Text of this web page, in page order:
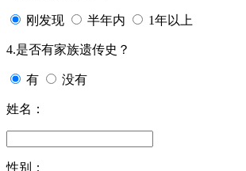
刚发现 半年内 1年以上
4.是否有家族遗传史？
有 没有
姓名：
性别：